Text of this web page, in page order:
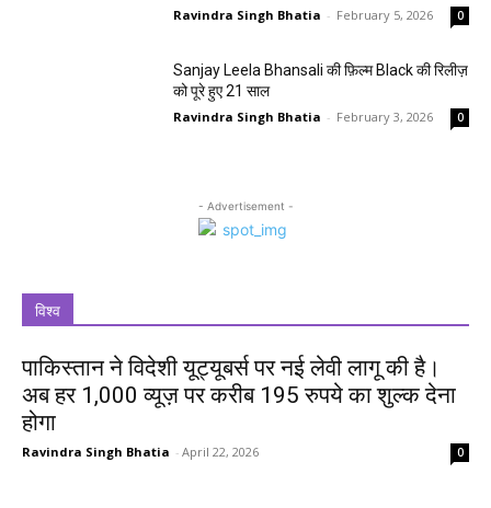
Ravindra Singh Bhatia - February 5, 2026 0
Sanjay Leela Bhansali की फ़िल्म Black की रिलीज़
को पूरे हुए 21 साल
Ravindra Singh Bhatia - February 3, 2026 0
- Advertisement -
विश्व
पाकिस्तान ने विदेशी यूट्यूबर्स पर नई लेवी लागू की है।
अब हर 1,000 व्यूज़ पर करीब 195 रुपये का शुल्क देना
होगा
Ravindra Singh Bhatia - April 22, 2026 0